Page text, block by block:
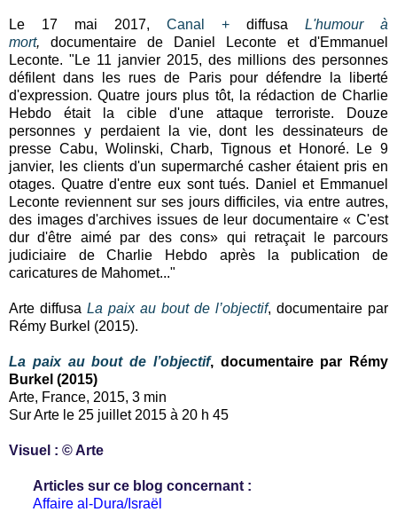
Le 17 mai 2017, Canal + diffusa L'humour à
mort, documentaire de Daniel Leconte et d'Emmanuel
Leconte. " Le 11 janvier 2015, des millions des personnes
défilent dans les rues de Paris pour défendre la liberté
d'expression. Quatre jours plus tôt, la rédaction de Charlie
Hebdo était la cible d'une attaque terroriste. Douze
personnes y perdaient la vie, dont les dessinateurs de
presse Cabu, Wolinski, Charb, Tignous et Honoré. Le 9
janvier, les clients d'un supermarché casher étaient pris en
otages. Quatre d'entre eux sont tués. Daniel et Emmanuel
Leconte reviennent sur ses jours difficiles, via entre autres,
des images d'archives issues de leur documentaire « C'est
dur d'être aimé par des cons» qui retraçait le parcours
judiciaire de Charlie Hebdo après la publication de
caricatures de Mahomet..."
Arte diffusa La paix au bout de l’objectif, documentaire par
Rémy Burkel (2015).
La paix au bout de l’objectif, documentaire par Rémy
Burkel (2015)
Arte, France, 2015, 3 min
Sur Arte le 25 juillet 2015 à 20 h 45
Visuel : © Arte
Articles sur ce blog concernant :
Affaire al-Dura/Israël